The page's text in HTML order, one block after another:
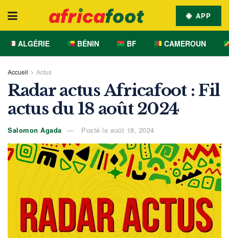
APP
ALGÉRIE BÉNIN BF CAMEROUN
Accueil Actus
Radar actus Africafoot : Fil
actus du 18 août 2024
Salomon Agada Posté le août 18, 2024